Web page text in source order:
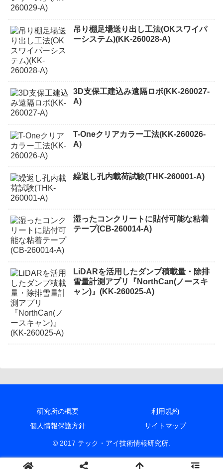
吊り棚足場送り出し工法(OKスワイパ
ーシステム)(KK-260028-A)
3D支保工建込み遠隔ロボ(KK-260027-
A)
T-Oneクリアカラー工法(KK-260026-
A)
繰返し孔内載荷試験(THK-260001-A)
湿ったコンクリートに貼付可能な粘着
テープ(CB-260014-A)
LiDARを活用したダンプ積載量・除排
雪量計測アプリ『NorthCan(ノースキ
ャン)』(KK-260025-A)
研究所の概要
利用規約
個人情報保護方針
サイトマップ
© 2017 テック・アイ技術情報研究所.